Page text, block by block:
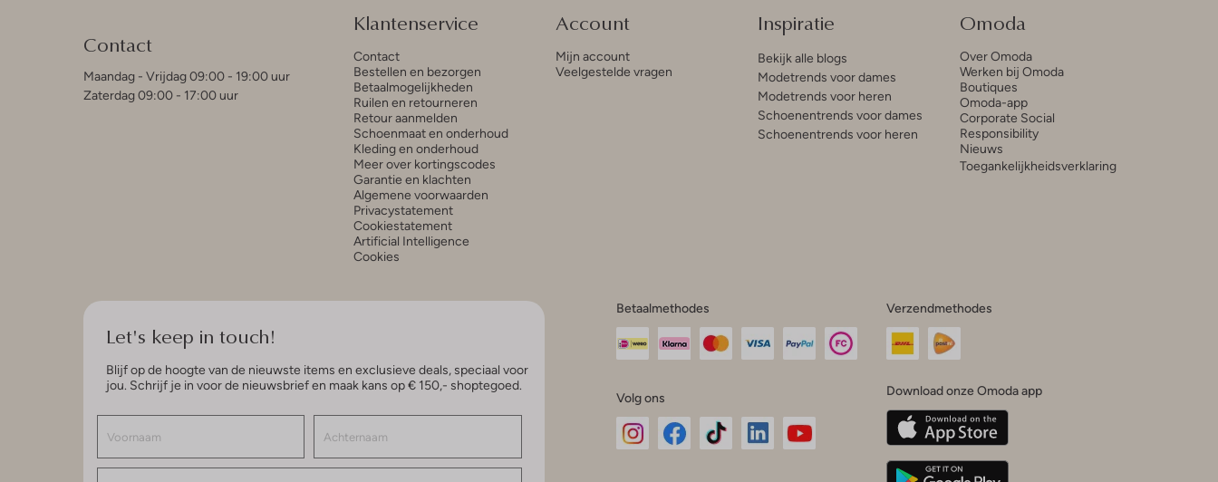
Contact
Maandag - Vrijdag 09:00 - 19:00 uur
Zaterdag 09:00 - 17:00 uur
Klantenservice
Contact
Bestellen en bezorgen
Betaalmogelijkheden
Ruilen en retourneren
Retour aanmelden
Schoenmaat en onderhoud
Kleding en onderhoud
Meer over kortingscodes
Garantie en klachten
Algemene voorwaarden
Privacystatement
Cookiestatement
Artificial Intelligence
Cookies
Account
Mijn account
Veelgestelde vragen
Inspiratie
Bekijk alle blogs
Modetrends voor dames
Modetrends voor heren
Schoenentrends voor dames
Schoenentrends voor heren
Omoda
Over Omoda
Werken bij Omoda
Boutiques
Omoda-app
Corporate Social
Responsibility
Nieuws
Toegankelijkheidsverklaring
Let's keep in touch!
Blijf op de hoogte van de nieuwste items en exclusieve deals, speciaal voor
jou. Schrijf je in voor de nieuwsbrief en maak kans op € 150,- shoptegoed.
Betaalmethodes
Volg ons
Verzendmethodes
Download onze Omoda app